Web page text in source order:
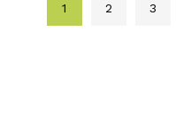
1 2 3